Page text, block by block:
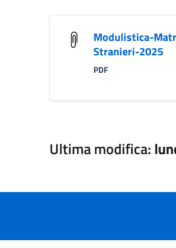
Modulistica-
Stranieri-2025
PDF
Ultima modifica: